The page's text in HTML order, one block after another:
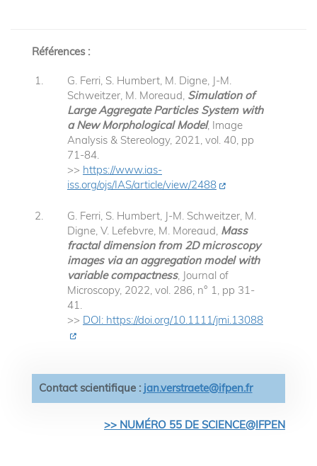
Références :
G. Ferri, S. Humbert, M. Digne, J-M.
Schweitzer, M. Moreaud, Simulation of
Large Aggregate Particles System with
a New Morphological Model, Image
Analysis & Stereology, 2021, vol. 40, pp
71-84.
>> https://www.ias-
iss.org/ojs/IAS/article/view/2488
G. Ferri, S. Humbert, J-M. Schweitzer, M.
Digne, V. Lefebvre, M. Moreaud, Mass
fractal dimension from 2D microscopy
images via an aggregation model with
variable compactness, Journal of
Microscopy, 2022, vol. 286, n° 1, pp 31-
41.
>> DOI: https://doi.org/10.1111/jmi.13088
Contact scientifique : jan.verstraete@ifpen.fr
>> NUMÉRO 55 DE SCIENCE@IFPEN